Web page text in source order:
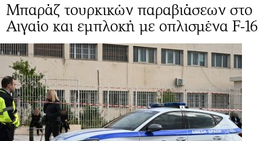
Μπαράζ τουρκικών παραβιάσεων στο
Αιγαίο και εμπλοκή με οπλισμένα F-16